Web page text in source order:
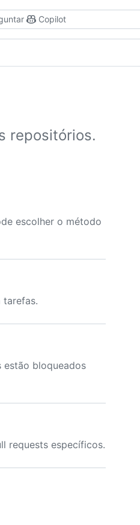
Copilot
repositórios.
escolher o método
tarefas.
estão bloqueados
requests específicos.